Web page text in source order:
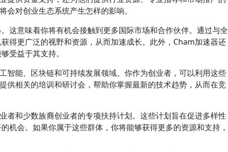
对创业生态系统产生怎样的影响。
这意味着你将有机会接触到更多国际市场和合作伙伴。通过与全
得更广泛的视野和资源，从而加速成长。此外，Cham加速器还
受益于其支持。
智能、区块链和可持续发展领域。你作为创业者，可以利用这些
供相关的培训和研讨会，帮助你掌握最新的技术趋势，从而在竞
者和少数族裔创业者的专项扶持计划。这些计划旨在促进多样性
机会。如果你属于这些群体，你将能够获得更多的资源和支持，